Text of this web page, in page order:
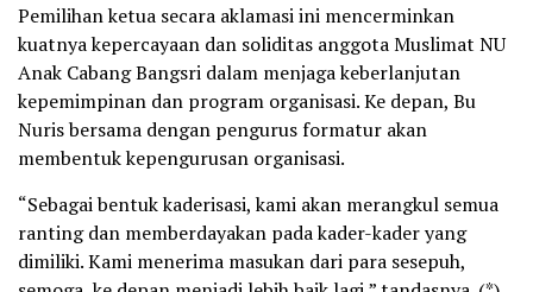
Pemilihan ketua secara aklamasi ini mencerminkan
kuatnya kepercayaan dan soliditas anggota Muslimat NU
Anak Cabang Bangsri dalam menjaga keberlanjutan
kepemimpinan dan program organisasi. Ke depan, Bu
Nuris bersama dengan pengurus formatur akan
membentuk kepengurusan organisasi.
“Sebagai bentuk kaderisasi, kami akan merangkul semua
ranting dan memberdayakan pada kader-kader yang
dimiliki. Kami menerima masukan dari para sesepuh,